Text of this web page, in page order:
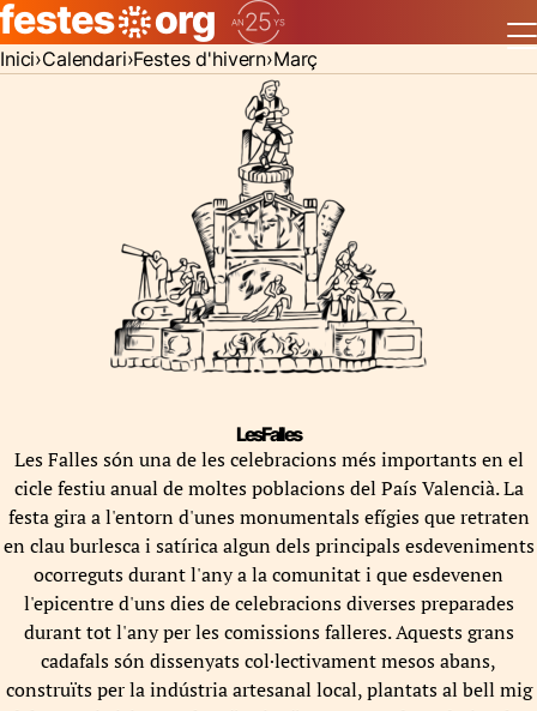
Inici Calendari Festes d'hivern Març
Les Falles
Les Falles són una de les celebracions més importants en el
cicle festiu anual de moltes poblacions del País Valencià. La
festa gira a l'entorn d'unes monumentals efígies que retraten
en clau burlesca i satírica algun dels principals esdeveniments
ocorreguts durant l'any a la comunitat i que esdevenen
l'epicentre d'uns dies de celebracions diverses preparades
durant tot l'any per les comissions falleres. Aquests grans
cadafals són dissenyats col·lectivament mesos abans,
construïts per la indústria artesanal local, plantats al bell mig